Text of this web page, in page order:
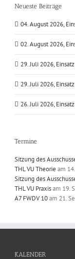
Neueste Beiträge
04. August 2026,
02. August 2026,
29. Juli 2026,
29. Juli 2026,
26. Juli 2026,
Termine
Sitzung des
THL VU Theorie am
Sitzung des
THL VU Praxisam 19.
A7 FWDV 10am 21.
KALENDER